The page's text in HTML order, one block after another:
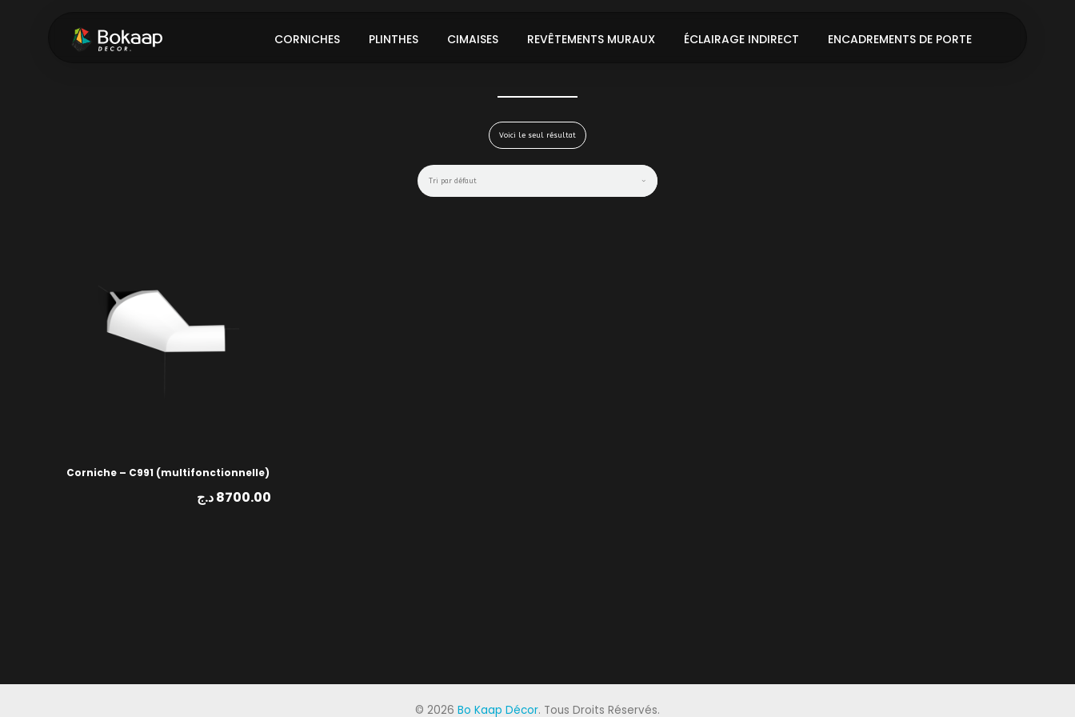
CORNICHES PLINTHES CIMAISES REVÊTEMENTS MURAUX ÉCLAIRAGE INDIRECT ENCADREMENTS DE PORTE
Voici le seul résultat
Corniche – C991 (multifonctionnelle)
8700.00د.ج
© 2026 Bo Kaap Décor. Tous Droits Réservés.